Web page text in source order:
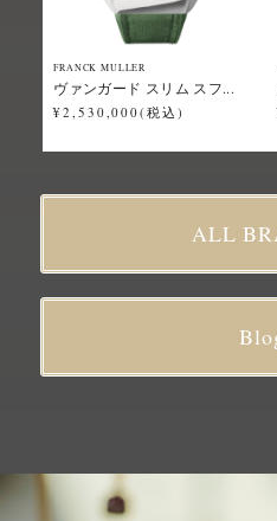
FRANCK MULLER
ヴァンガード スリム スフ...
¥2,530,000(税込)
ALL